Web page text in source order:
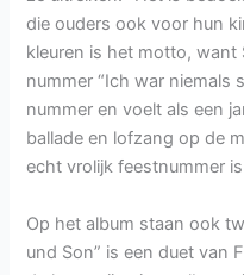
die ouders ook voor hun
kleuren is het motto, want
nummer “Ich war niemals
nummer en voelt als een
ballade en lofzang op de
echt vrolijk feestnummer
Op het album staan ook
und Son” is een duet van